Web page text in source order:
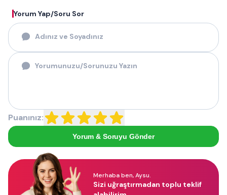
Yorum Yap/Soru Sor
Puanınız:
Yorum & Soruyu Gönder
Merhaba ben, Aysu.
Sizi uğraştırmadan toplu teklif